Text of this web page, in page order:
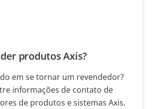
produtos Axis?
em se tornar um revendedor?
informações de contato de
de produtos e sistemas Axis.